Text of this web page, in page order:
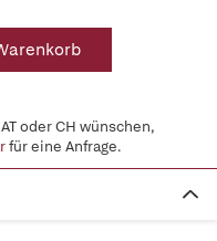
oder CH wünschen,
für eine Anfrage.